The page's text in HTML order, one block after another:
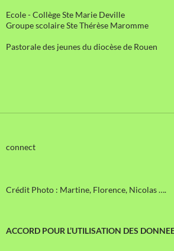
Ecole - Collège Ste Marie Deville
Groupe scolaire Ste Thérèse Maromme
Pastorale des jeunes du diocèse de Rouen
connect
Crédit Photo : Martine, Florence, Nicolas ….
ACCORD POUR L’UTILISATION DES